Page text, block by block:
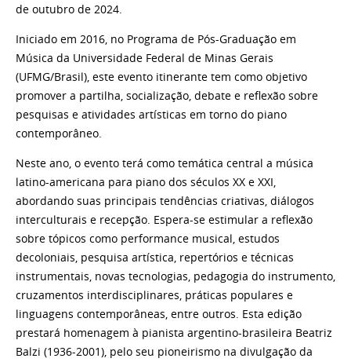
de outubro de 2024.
Iniciado em 2016, no Programa de Pós-Graduação em
Música da Universidade Federal de Minas Gerais
(UFMG/Brasil), este evento itinerante tem como objetivo
promover a partilha, socialização, debate e reflexão sobre
pesquisas e atividades artísticas em torno do piano
contemporâneo.
Neste ano, o evento terá como temática central a música
latino-americana para piano dos séculos XX e XXI,
abordando suas principais tendências criativas, diálogos
interculturais e recepção. Espera-se estimular a reflexão
sobre tópicos como performance musical, estudos
decoloniais, pesquisa artística, repertórios e técnicas
instrumentais, novas tecnologias, pedagogia do instrumento,
cruzamentos interdisciplinares, práticas populares e
linguagens contemporâneas, entre outros. Esta edição
prestará homenagem à pianista argentino-brasileira Beatriz
Balzi (1936-2001), pelo seu pioneirismo na divulgação da